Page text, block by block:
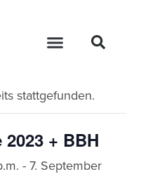
stattgefunden.
+ BBH
-7. September